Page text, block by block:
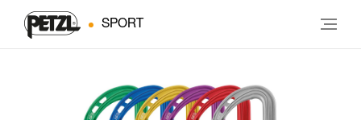
SPORT